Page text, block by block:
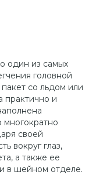
один из самых
головной
со льдом или
практично и
своей
вокруг глаз,
а также ее
в шейном отделе.